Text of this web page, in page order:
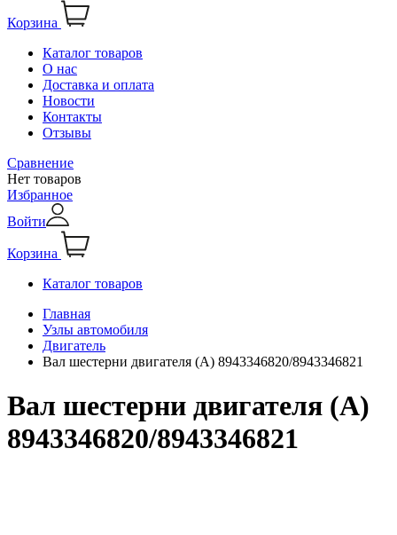
Корзина
Каталог товаров
О нас
Доставка и оплата
Новости
Контакты
Отзывы
Сравнение
Нет товаров
Избранное
Войти
Корзина
Каталог товаров
Главная
Узлы автомобиля
Двигатель
Вал шестерни двигателя (А) 8943346820/8943346821
Вал шестерни двигателя (А)
8943346820/8943346821